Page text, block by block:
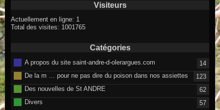
Visiteurs
Actuellement en ligne: 1
Total des visites: 1001765
Catégories
A propos du site saint-andre-d-olerargues.com
14
De la m … pour ne pas dire du poison dans nos assiettes
123
Des nouvelles de St ANDRE
62
Divers
57